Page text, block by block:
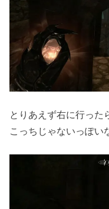
とりあえず右に行った
こっちじゃないっぽい